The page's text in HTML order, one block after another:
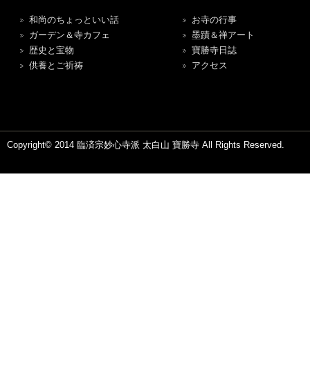
和尚のちょっといい話
ガーデン＆寺カフェ
歴史と宝物
供養とご祈祷
お寺の行事
墨蹟＆禅アート
寶勝寺日誌
アクセス
Copyright© 2014 臨済宗妙心寺派 太白山 寶勝寺 All Rights Reserved.